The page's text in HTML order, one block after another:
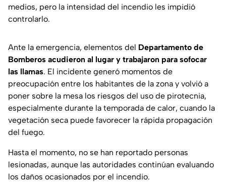
medios, pero la intensidad del incendio les impidió
controlarlo.
Ante la emergencia, elementos del Departamento de
Bomberos acudieron al lugar y trabajaron para sofocar
las llamas. El incidente generó momentos de
preocupación entre los habitantes de la zona y volvió a
poner sobre la mesa los riesgos del uso de pirotecnia,
especialmente durante la temporada de calor, cuando la
vegetación seca puede favorecer la rápida propagación
del fuego.
Hasta el momento, no se han reportado personas
lesionadas, aunque las autoridades continúan evaluando
los daños ocasionados por el incendio.